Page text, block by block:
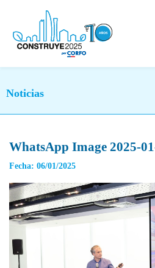
Noticias
WhatsApp Image 2025-
Fecha: 06/01/2025